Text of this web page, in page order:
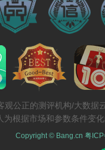
公正的测评机构/大数
根据市场和参数条件变
Copyright © Bang.cn 粤